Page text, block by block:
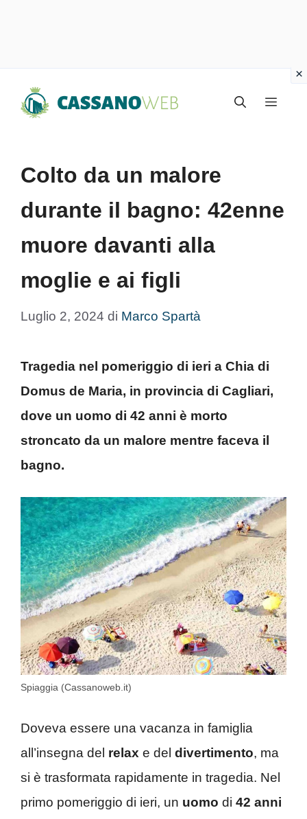
Menu
Colto da un malore
durante il bagno: 42enne
muore davanti alla
moglie e ai figli
Luglio 2, 2024 di Marco Spartà
Tragedia nel pomeriggio di ieri a Chia di
Domus de Maria, in provincia di Cagliari,
dove un uomo di 42 anni è morto
stroncato da un malore mentre faceva il
bagno.
Spiaggia (Cassanoweb.it)
Doveva essere una vacanza in famiglia
all’insegna del relax e del divertimento, ma
si è trasformata rapidamente in tragedia. Nel
primo pomeriggio di ieri, un uomo di 42 anni